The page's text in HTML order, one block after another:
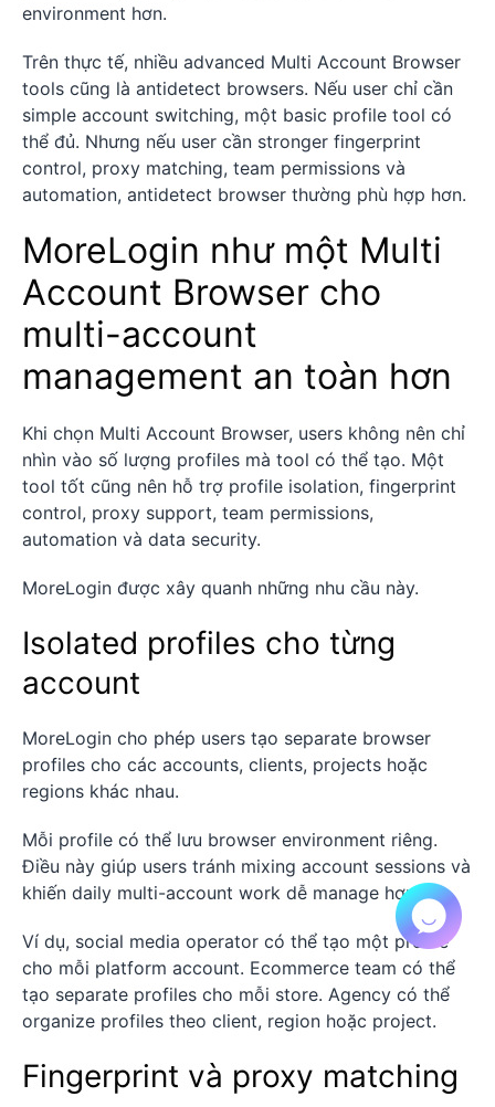
environment hơn.
Trên thực tế, nhiều advanced Multi Account Browser
tools cũng là antidetect browsers. Nếu user chỉ cần
simple account switching, một basic profile tool có
thể đủ. Nhưng nếu user cần stronger fingerprint
control, proxy matching, team permissions và
automation, antidetect browser thường phù hợp hơn.
MoreLogin như một Multi
Account Browser cho
multi-account
management an toàn hơn
Khi chọn Multi Account Browser, users không nên chỉ
nhìn vào số lượng profiles mà tool có thể tạo. Một
tool tốt cũng nên hỗ trợ profile isolation, fingerprint
control, proxy support, team permissions,
automation và data security.
MoreLogin được xây quanh những nhu cầu này.
Isolated profiles cho từng
account
MoreLogin cho phép users tạo separate browser
profiles cho các accounts, clients, projects hoặc
regions khác nhau.
Mỗi profile có thể lưu browser environment riêng.
Điều này giúp users tránh mixing account sessions và
khiến daily multi-account work dễ manage hơn.
Ví dụ, social media operator có thể tạo một profile
cho mỗi platform account. Ecommerce team có thể
tạo separate profiles cho mỗi store. Agency có thể
organize profiles theo client, region hoặc project.
Fingerprint và proxy matching